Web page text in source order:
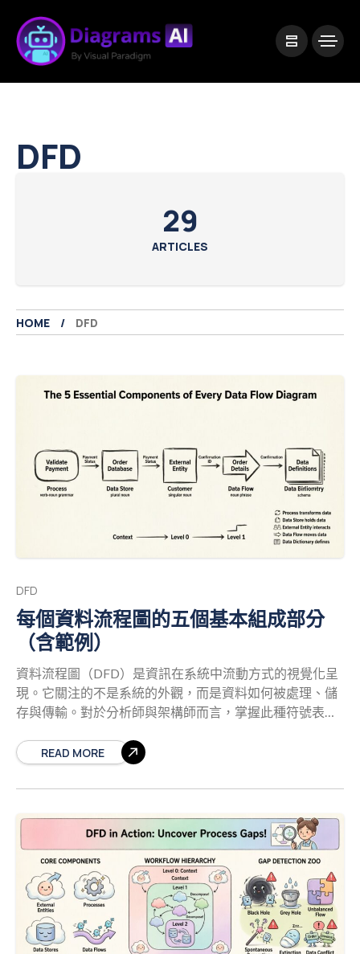
DFD
29
ARTICLES
HOME DFD
DFD
每個資料流程圖的五個基本組成部分
（含範例）
資料流程圖（DFD）是資訊在系統中流動方式的視覺化呈
現。它關注的不是系統的外觀，而是資料如何被處理、儲
存與傳輸。對於分析師與架構師而言，掌握此種符號表示
節的困擾。 本指南將剖析資料流程圖的結構組成。我們將
檢視構成這些圖表的五個核心元素，探討它們之間的互動
方式，並提供實用範例。完成後，您將了解建立清晰、可
圖？ 資料流程圖是一種以圖形方式呈現資料在資訊系統中
流動的工具。與專注於控制邏輯與決策點的流程圖不同，
資料流程圖專注於資料的移動。它抽象了實際的實作細
節，以呈現資訊的邏輯流動。 資料流程圖具有層級結構。
它從高階視圖開始，逐步深入到具體細節。這種分層方式
讓利害關係人能一目了然地理解系統，同時讓開發人員能
清楚看見特定的資料需求。 視覺清晰度： 將複雜的邏輯簡
READ MORE